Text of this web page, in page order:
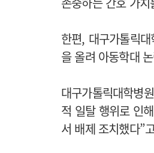
한편, 대구가톨릭
을 올려 아동학대
대구가톨릭대학병
적 일탈 행위로 인
서 배제 조치했다”